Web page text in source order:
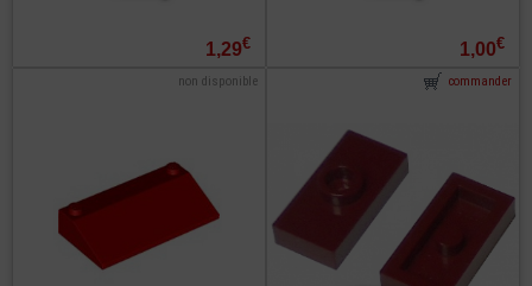
1,29€ 1,00€
non disponible commander